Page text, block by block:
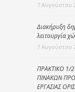
7 Αυγούστου
Διακήρυξη
λειτουργία
7 Αυγούστου
ΠΡΑΚΤΙΚΟ 1/
ΠΙΝΑΚΩΝ
ΕΡΓΑΣΙΑΣ